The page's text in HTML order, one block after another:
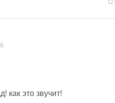
как это звучит!